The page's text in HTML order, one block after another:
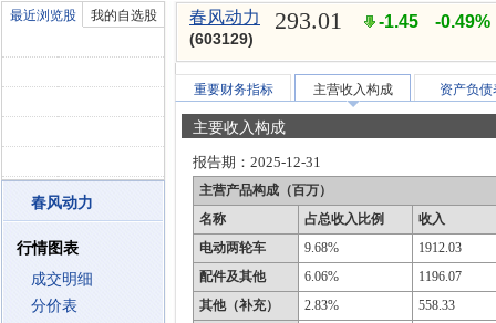
最近浏览股 我的自选股
春风动力
行情图表
成交明细
分价表
春风动力
(603129)
293.01 -1.45 -0.49%
重要财务指标 主营收入构成 资产负债
主要收入构成
报告期： 2025-12-31
主营产品构成（百万）
名称
占总收入比例
收入
电动两轮车
9.68%
1912.03
配件及其他
6.06%
1196.07
其他（补充）
2.83%
558.33